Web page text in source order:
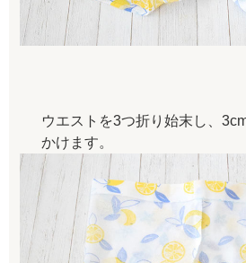
ウエストを3つ折り始末し、
かけます。